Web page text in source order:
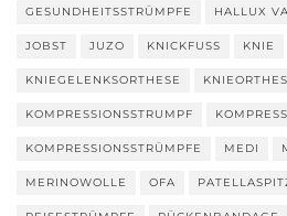
GESUNDHEITSSTRÜMPFE HALLUX
JOBST JUZO KNICKFUSS KNIE
KNIEGELENKSORTHESE
KOMPRESSIONSSTRUMPF
KOMPRESSIONSSTRÜMPFE MEDI
MERINOWOLLE OFA